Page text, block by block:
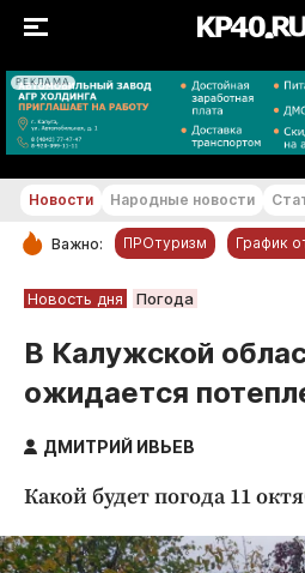
РЕКЛАМА
РУБРИКИ
Новости компаний
Статьи
Народные новости
Авто и транспорт
Благоустройство
Криминал
Новости Народные новости
Важно: ПРОтуризм График
Новость дня Погода
В Калужской
ожидается
ДМИТРИЙ ИВЬЕВ
Какой будет погода 11